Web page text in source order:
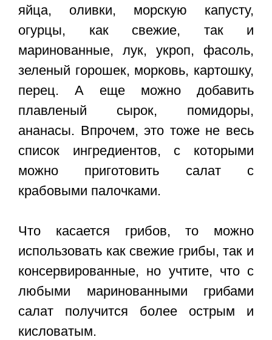
яйца, оливки, морскую капусту,
огурцы, как свежие, так и
маринованные, лук, укроп, фасоль,
зеленый горошек, морковь, картошку,
перец. А еще можно добавить
плавленый сырок, помидоры,
ананасы. Впрочем, это тоже не весь
список ингредиентов, с которыми
можно приготовить салат с
крабовыми палочками.
Что касается грибов, то можно
использовать как свежие грибы, так и
консервированные, но учтите, что с
любыми маринованными грибами
салат получится более острым и
кисловатым.